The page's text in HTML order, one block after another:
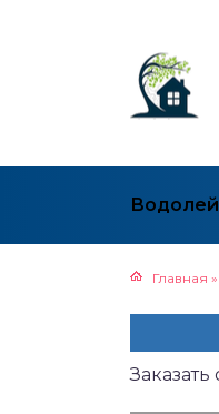
Водолей
Главная »